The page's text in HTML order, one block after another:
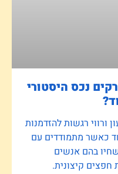
נכס היסטורי
ורווי רגשות להזדמנות
כאשר מתמודדים עם
בהם אנשים
קיצונית.